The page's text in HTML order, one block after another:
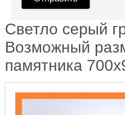
Светло серый
Возможный
памятника